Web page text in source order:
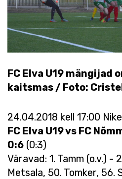
FC Elva U19 mängijad
kaitsmas / Foto:
24.04.2018 kell 17:00
FC Elva U19 vs FC
0:6 (0:3)
Väravad: 1. Tamm (o.v.) -
Metsala, 50. Tomker, 56.